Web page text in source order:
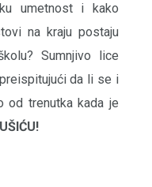
umetnost i kako
na kraju postaju
Sumnjivo lice
da li se i
od trenutka kada je